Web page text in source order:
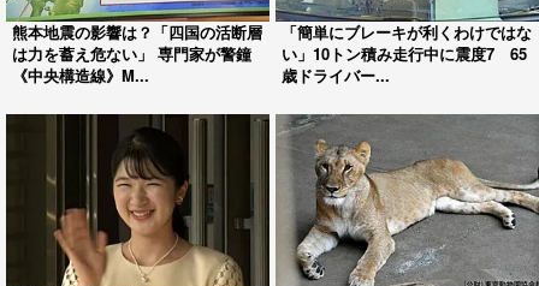
熊本地震の影響は？「四国の活断層
は力を蓄え危ない」 専門家が警鐘
《中央構造線》M...
「簡単にブレーキが利くわけではな
い」10トン積み走行中に震度7 65
歳ドライバー...